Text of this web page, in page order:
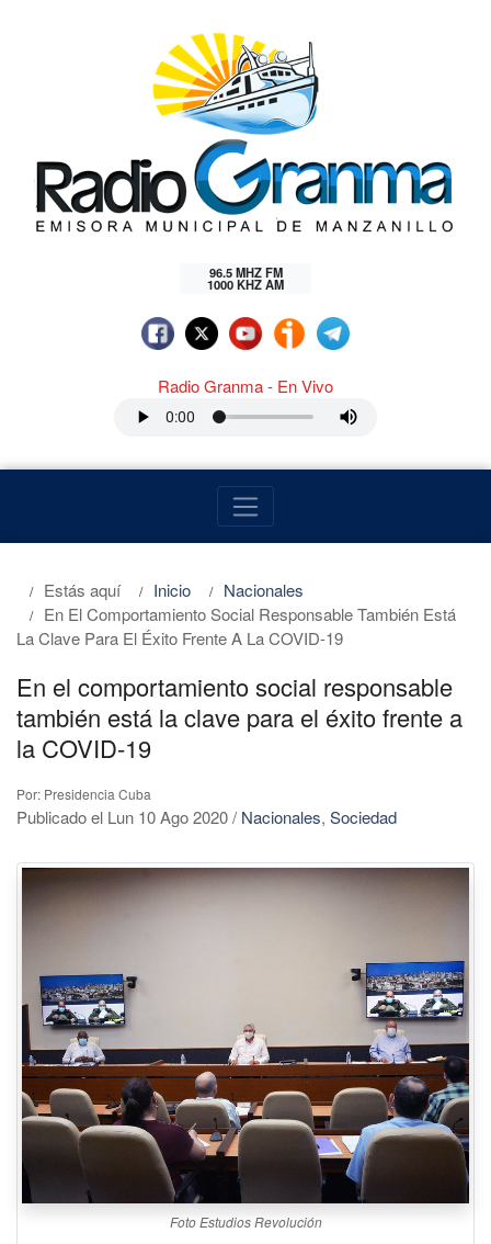
96.5 MHZ FM
1000 KHZ AM
Radio Granma - En Vivo
Estás aquí Inicio
Nacionales
En El Comportamiento Social Responsable También Está
La Clave Para El Éxito Frente A La COVID-19
En el comportamiento social responsable
también está la clave para el éxito frente a
la COVID-19
Por: Presidencia Cuba
Publicado el Lun 10 Ago 2020/ Nacionales, Sociedad
Foto Estudios Revolución